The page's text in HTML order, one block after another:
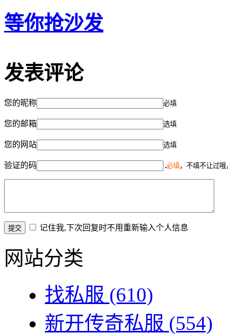
等你抢沙发
发表评论
您的昵称 必填
您的邮箱 选填
您的网站 选填
验证的码 必填，不填不让过
记住我,下次回复时不用重新输入个人信息
网站分类
找私服 (610)
新开传奇私服 (554)